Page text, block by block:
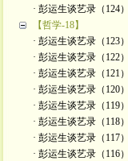
· 彭运生谈艺录（124）
【哲学-18】
· 彭运生谈艺录（123）
· 彭运生谈艺录（122）
· 彭运生谈艺录（121）
· 彭运生谈艺录（120）
· 彭运生谈艺录（119）
· 彭运生谈艺录（118）
· 彭运生谈艺录（117）
· 彭运生谈艺录（116）